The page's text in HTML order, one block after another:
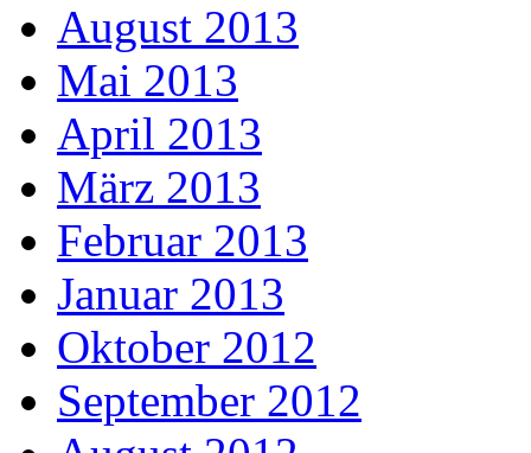
August 2013
Mai 2013
April 2013
März 2013
Februar 2013
Januar 2013
Oktober 2012
September 2012